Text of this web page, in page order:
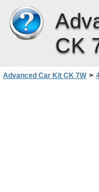
CK
Advanced Car Kit CK 7W >